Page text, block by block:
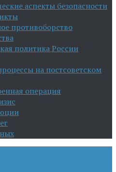
аспекты безопасности
противоборство
политика России
на постсоветском
операция